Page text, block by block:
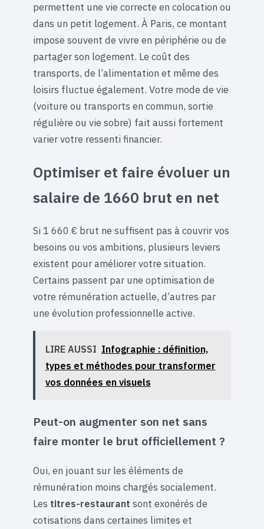
permettent une vie correcte en colocation ou
dans un petit logement. À Paris, ce montant
impose souvent de vivre en périphérie ou de
partager son logement. Le coût des
transports, de l’alimentation et même des
loisirs fluctue également. Votre mode de vie
(voiture ou transports en commun, sortie
régulière ou vie sobre) fait aussi fortement
varier votre ressenti financier.
Optimiser et faire évoluer un
salaire de 1660 brut en net
Si 1 660 € brut ne suffisent pas à couvrir vos
besoins ou vos ambitions, plusieurs leviers
existent pour améliorer votre situation.
Certains passent par une optimisation de
votre rémunération actuelle, d’autres par
une évolution professionnelle active.
LIRE AUSSI Infographie : définition,
types et méthodes pour transformer
vos données en visuels
Peut-on augmenter son net sans
faire monter le brut officiellement ?
Oui, en jouant sur les éléments de
rémunération moins chargés socialement.
Les titres-restaurant sont exonérés de
cotisations dans certaines limites et